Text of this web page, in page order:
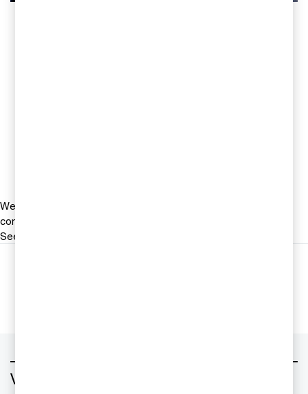
We help you meet tomorrow’s tech demands
compete at a speed that rewrites the rules
See how
Vad vill du ha hjälp med?